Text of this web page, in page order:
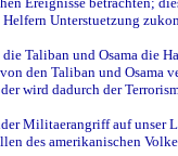
Unterstuetzung
Taliban und Osama
den Taliban und
wird dadurch der
Militaerangriff auf
des amerikanischen